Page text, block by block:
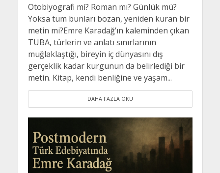
Otobiyografi mi? Roman mı? Günlük mü?
Yoksa tüm bunları bozan, yeniden kuran bir
metin mi?Emre Karadağ’ın kaleminden çıkan
TUBA, türlerin ve anlatı sınırlarının
muğlaklaştığı, bireyin iç dünyasını dış
gerçeklik kadar kurgunun da belirlediği bir
metin. Kitap, kendi benliğine ve yaşam...
DAHA FAZLA OKU